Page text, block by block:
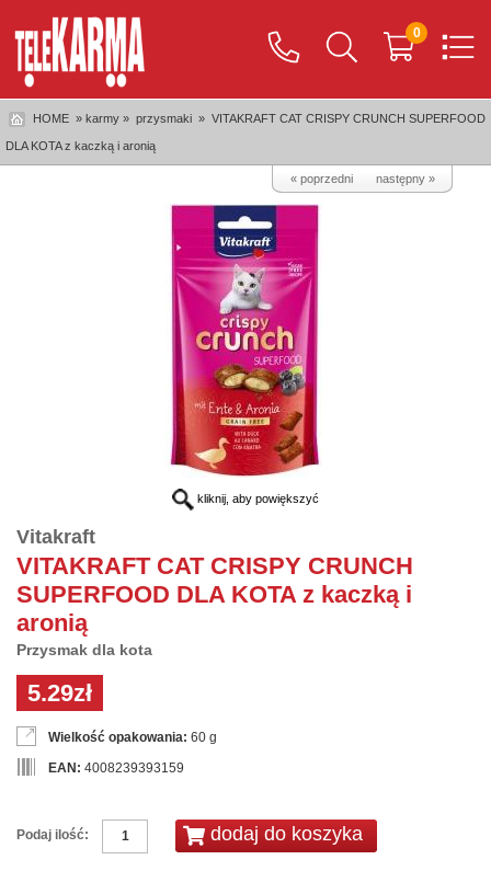
0
HOME » karmy » przysmaki » VITAKRAFT CAT CRISPY CRUNCH SUPERFOOD
DLA KOTA z kaczką i aronią
« poprzedni następny »
kliknij, aby powiększyć
Vitakraft
VITAKRAFT CAT CRISPY CRUNCH
SUPERFOOD DLA KOTA z kaczką i
aronią
Przysmak dla kota
5.29zł
Wielkość opakowania: 60 g
EAN: 4008239393159
Podaj ilość: